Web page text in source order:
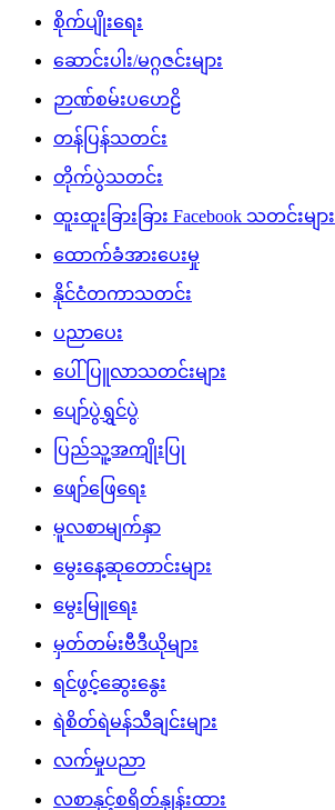
စိုက်ပျိုးရေး
ဆောင်းပါး/မဂ္ဂဇင်းများ
ဉာဏ်စမ်းပဟေဠိ
တန်ပြန်သတင်း
တိုက်ပွဲသတင်း
ထူးထူးခြားခြား Facebook သတင်းများ
ထောက်ခံအားပေးမှု
နိုင်ငံတကာသတင်း
ပညာပေး
ပေါ်ပြူလာသတင်းများ
ပျော်ပွဲရွှင်ပွဲ
ပြည်သူ့အကျိုးပြု
ဖျော်ဖြေရေး
မူလစာမျက်နှာ
မွေးနေ့ဆုတောင်းများ
မွေးမြူရေး
မှတ်တမ်းဗီဒီယိုများ
ရင်ဖွင့်ဆွေးနွေး
ရဲစိတ်ရဲမန်သီချင်းများ
လက်မှုပညာ
လစာနှင့်စရိတ်နှုန်းထား